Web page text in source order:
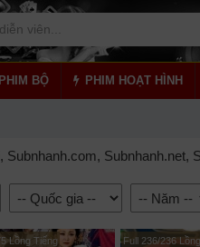
PHIM BỘ PHIM HOẠT HÌNH
Subnhanh.com, Subnhanh.net,
Lồng Tiếng Full 236/236